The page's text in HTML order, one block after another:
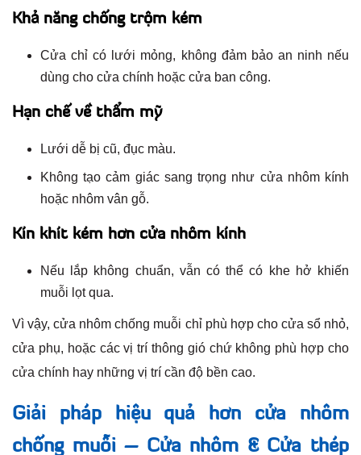
Khả năng chống trộm kém
Cửa chỉ có lưới mỏng, không đảm bảo an ninh nếu
dùng cho cửa chính hoặc cửa ban công.
Hạn chế về thẩm mỹ
Lưới dễ bị cũ, đục màu.
Không tạo cảm giác sang trọng như cửa nhôm kính
hoặc nhôm vân gỗ.
Kín khít kém hơn cửa nhôm kính
Nếu lắp không chuẩn, vẫn có thể có khe hở khiến
muỗi lọt qua.
Vì vậy, cửa nhôm chống muỗi chỉ phù hợp cho cửa sổ nhỏ,
cửa phụ, hoặc các vị trí thông gió chứ không phù hợp cho
cửa chính hay những vị trí cần độ bền cao.
Giải pháp hiệu quả hơn cửa nhôm
chống muỗi – Cửa nhôm & Cửa thép